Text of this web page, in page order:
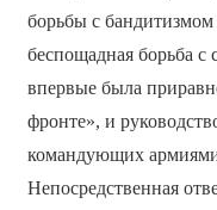
борьбы с бандитизмом
беспощадная борьба с
впервые была
фронте», и
командующих
Непосредственная